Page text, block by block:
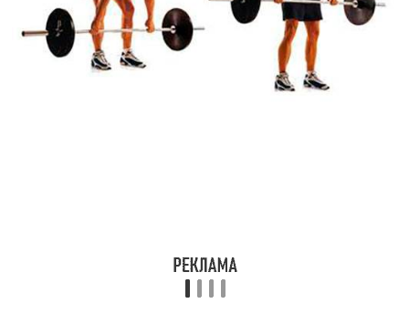
Упражнение «молитва»
мышцы живота почти без нагрузки на спину.